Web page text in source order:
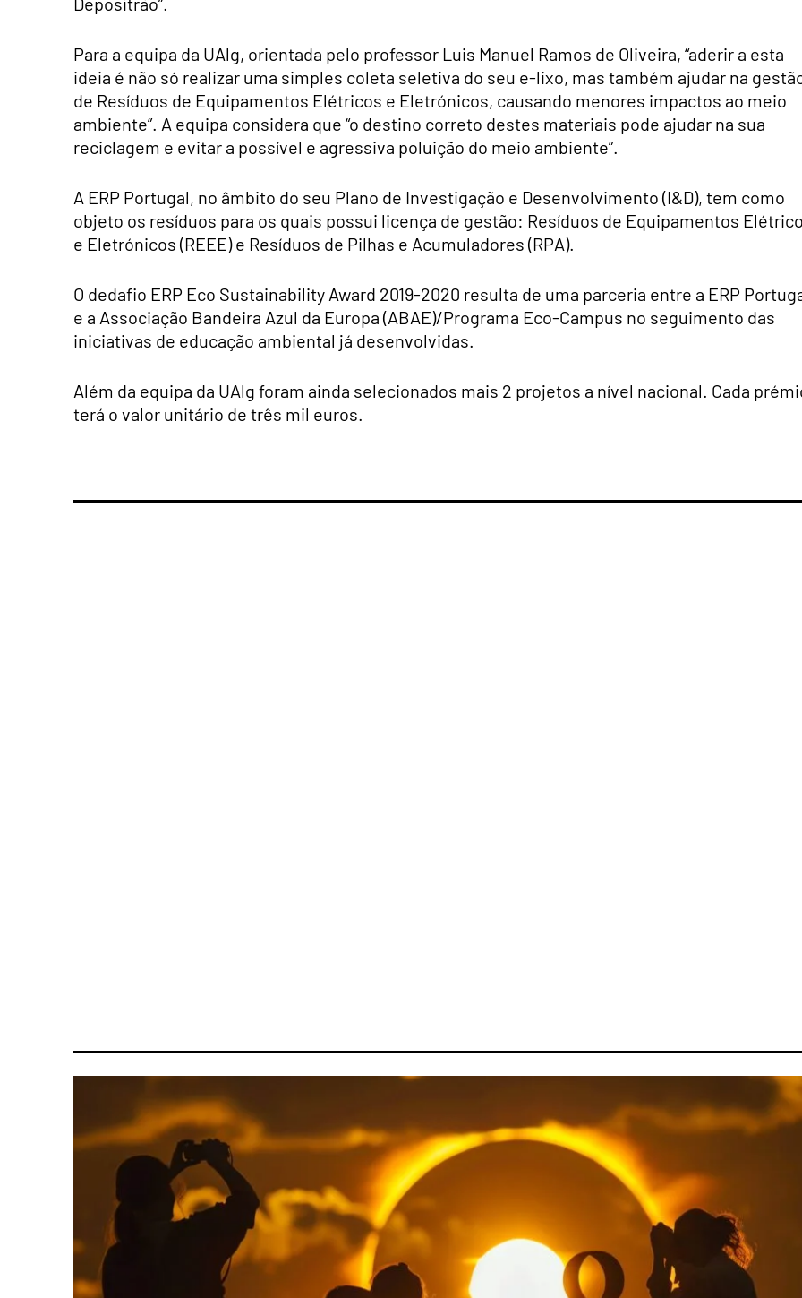
Para a equipa da UAlg, orientada pelo professor Luis Manuel Ramos de Oliveira, “aderir a esta
ideia é não só realizar uma simples coleta seletiva do seu e-lixo, mas também ajudar na
de Resíduos de Equipamentos Elétricos e Eletrónicos, causando menores impactos ao meio
ambiente”. A equipa considera que “o destino correto destes materiais pode ajudar na sua
reciclagem e evitar a possível e agressiva poluição do meio ambiente”.
A ERP Portugal, no âmbito do seu Plano de Investigação e Desenvolvimento (I&D), tem como
objeto os resíduos para os quais possui licença de gestão: Resíduos de Equipamentos
e Eletrónicos (REEE) e Resíduos de Pilhas e Acumuladores (RPA).
O dedafio ERP Eco Sustainability Award 2019-2020 resulta de uma parceria entre a ERP
e a Associação Bandeira Azul da Europa (ABAE)/Programa Eco-Campus no seguimento das
iniciativas de educação ambiental já desenvolvidas.
Além da equipa da UAlg foram ainda selecionados mais 2 projetos a nível nacional. Cada
terá o valor unitário de três mil euros.